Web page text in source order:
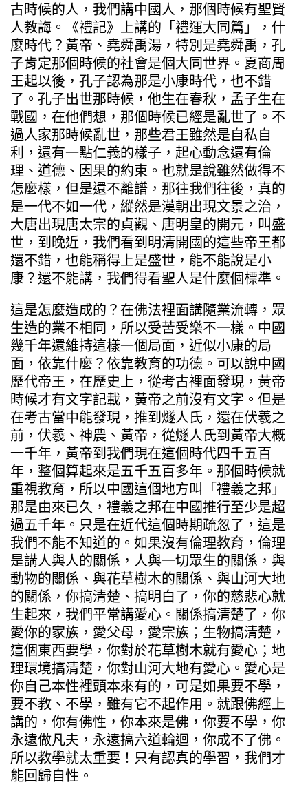
古時候的人，我們講中國人，那個時候有聖賢
人教誨。《禮記》上講的「禮運大同篇」，什
麼時代？黃帝、堯舜禹湯，特別是堯舜禹，孔
子肯定那個時候的社會是個大同世界。夏商周
王起以後，孔子認為那是小康時代，也不錯
了。孔子出世那時候，他生在春秋，孟子生在
戰國，在他們想，那個時候已經是亂世了。不
過人家那時候亂世，那些君王雖然是自私自
利，還有一點仁義的樣子，起心動念還有倫
理、道德、因果的約束。也就是說雖然做得不
怎麼樣，但是還不離譜，那往我們往後，真的
是一代不如一代，縱然是漢朝出現文景之治，
大唐出現唐太宗的貞觀、唐明皇的開元，叫盛
世，到晚近，我們看到明清開國的這些帝王都
還不錯，也能稱得上是盛世，能不能說是小
康？還不能講，我們得看聖人是什麼個標準。
這是怎麼造成的？在佛法裡面講隨業流轉，眾
生造的業不相同，所以受苦受樂不一樣。中國
幾千年還維持這樣一個局面，近似小康的局
面，依靠什麼？依靠教育的功德。可以說中國
歷代帝王，在歷史上，從考古裡面發現，黃帝
時候才有文字記載，黃帝之前沒有文字。但是
在考古當中能發現，推到燧人氏，還在伏羲之
前，伏羲、神農、黃帝，從燧人氏到黃帝大概
一千年，黃帝到我們現在這個時代四千五百
年，整個算起來是五千五百多年。那個時候就
重視教育，所以中國這個地方叫「禮義之邦」
那是由來已久，禮義之邦在中國推行至少是超
過五千年。只是在近代這個時期疏忽了，這是
我們不能不知道的。如果沒有倫理教育，倫理
是講人與人的關係，人與一切眾生的關係，與
動物的關係、與花草樹木的關係、與山河大地
的關係，你搞清楚、搞明白了，你的慈悲心就
生起來，我們平常講愛心。關係搞清楚了，你
愛你的家族，愛父母，愛宗族；生物搞清楚，
這個東西要學，你對於花草樹木就有愛心；地
理環境搞清楚，你對山河大地有愛心。愛心是
你自己本性裡頭本來有的，可是如果要不學，
要不教、不學，雖有它不起作用。就跟佛經上
講的，你有佛性，你本來是佛，你要不學，你
永遠做凡夫，永遠搞六道輪迴，你成不了佛。
所以教學就太重要！只有認真的學習，我們才
能回歸自性。